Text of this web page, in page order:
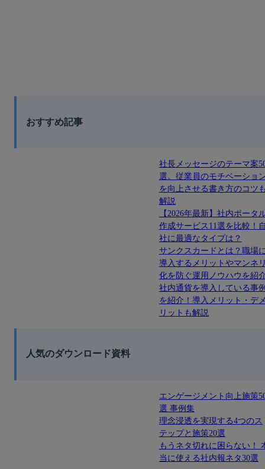
おすすめ記事
社長メッセージのテーマ案
選。従業員のモチベーショ
を向上させる書き方のコツ
解説
【2026年最新】社内ポータ
作成サービス11選を比較！
社に最適なタイプは？
サンクスカードとは？職場
導入するメリットやマンネ
化を防ぐ運用ノウハウを紹
社内通貨を導入している事
を紹介！導入メリット・デ
リットも解説
人気のダウンロード資料
エンゲージメント向上施策
選 事例集
理念浸透を実現する4つのス
テップと施策20選
もうネタ切れに困らない！
当に使える社内報ネタ30選